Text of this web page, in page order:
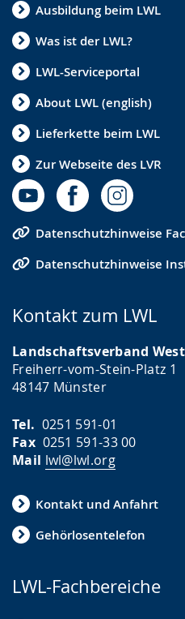
Ausbildung beim LWL
Was ist der LWL?
LWL-Serviceportal
About LWL (english)
Lieferkette beim LWL
Zur Webseite des LVR
Datenschutzhinweise
Datenschutzhinweise
Kontakt zum LWL
Landschaftsverband
Freiherr-vom-Stein-Platz 1
48147 Münster
Tel. 0251 591-01
Fax0251 591-33 00
Mail lwl@lwl.org
Kontakt und Anfahrt
Gehörlosentelefon
LWL-Fachbereiche